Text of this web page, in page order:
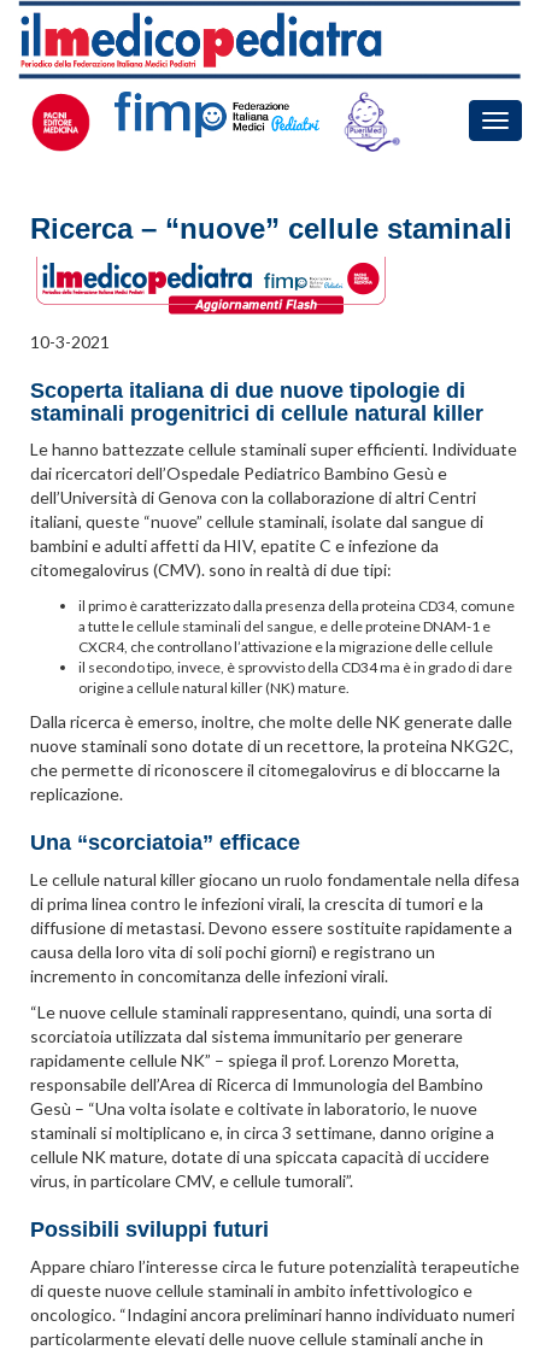
Toggle
Ricerca – “nuove” cellule staminali
10-3-2021
Scoperta italiana di due nuove tipologie di
staminali progenitrici di cellule natural killer
Le hanno battezzate cellule staminali super efficienti. Individuate
dai ricercatori dell’Ospedale Pediatrico Bambino Gesù e
dell’Università di Genova con la collaborazione di altri Centri
italiani, queste “nuove” cellule staminali, isolate dal sangue di
bambini e adulti affetti da HIV, epatite C e infezione da
citomegalovirus (CMV). sono in realtà di due tipi:
il primo è caratterizzato dalla presenza della proteina CD34, comune
a tutte le cellule staminali del sangue, e delle proteine DNAM-1 e
CXCR4, che controllano l’attivazione e la migrazione delle cellule
il secondo tipo, invece, è sprovvisto della CD34 ma è in grado di dare
origine a cellule natural killer (NK) mature.
Dalla ricerca è emerso, inoltre, che molte delle NK generate dalle
nuove staminali sono dotate di un recettore, la proteina NKG2C,
che permette di riconoscere il citomegalovirus e di bloccarne la
replicazione.
Una “scorciatoia” efficace
Le cellule natural killer giocano un ruolo fondamentale nella difesa
di prima linea contro le infezioni virali, la crescita di tumori e la
diffusione di metastasi. Devono essere sostituite rapidamente a
causa della loro vita di soli pochi giorni) e registrano un
incremento in concomitanza delle infezioni virali.
“Le nuove cellule staminali rappresentano, quindi, una sorta di
scorciatoia utilizzata dal sistema immunitario per generare
rapidamente cellule NK” – spiega il prof. Lorenzo Moretta,
responsabile dell’Area di Ricerca di Immunologia del Bambino
Gesù – “Una volta isolate e coltivate in laboratorio, le nuove
staminali si moltiplicano e, in circa 3 settimane, danno origine a
cellule NK mature, dotate di una spiccata capacità di uccidere
virus, in particolare CMV, e cellule tumorali”.
Possibili sviluppi futuri
Appare chiaro l’interesse circa le future potenzialità terapeutiche
di queste nuove cellule staminali in ambito infettivologico e
oncologico. “Indagini ancora preliminari hanno individuato numeri
particolarmente elevati delle nuove cellule staminali anche in